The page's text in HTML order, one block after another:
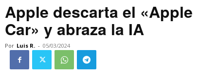
Apple descarta el «Apple
Car» y abraza la IA
Por Luis R. - 05/03/2024